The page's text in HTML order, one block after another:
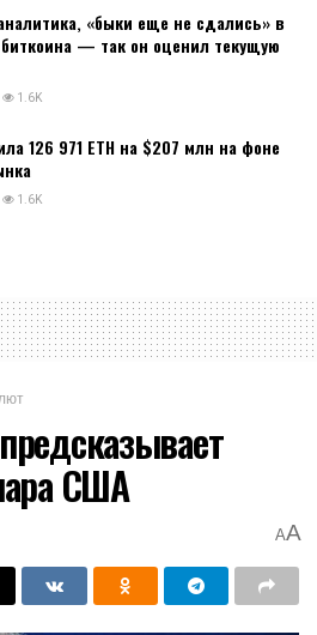
«быки еще не сдались» в
— так он оценил текущую
1.6K
126 971 ETH на $207 млн на фоне
1.6K
США
AA